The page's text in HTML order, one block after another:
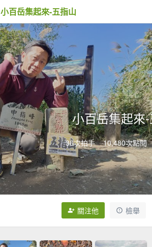
小百岳集起來-五指山
小百岳集起來
36次拍手 10,480次點閱
關注他 檢舉